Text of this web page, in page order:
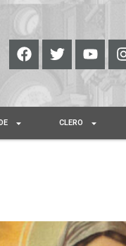
CLERO